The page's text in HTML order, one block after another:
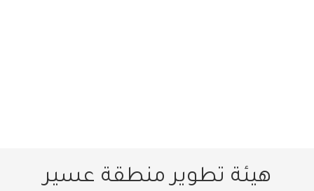
هيئة تطوير منطقة عسير